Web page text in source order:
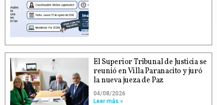
El Superior Tribunal de Justicia se
reunió en Villa Paranacito y juró
la nueva jueza de Paz
04/08/2026
Leer más »